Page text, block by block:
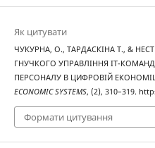
Як цитувати
ЧУКУРНА, О., ТАРДАСКІНА T., &
ГНУЧКОГО УПРАВЛІННЯ ІТ-
ПЕРСОНАЛУ В ЦИФРОВІЙ
ECONOMIC SYSTEMS, (2), 310–319.
Формати цитування